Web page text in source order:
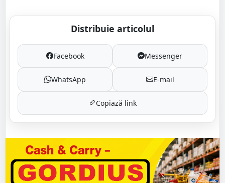
Distribuie articolul
Facebook Messenger
WhatsApp E-mail
Copiază link